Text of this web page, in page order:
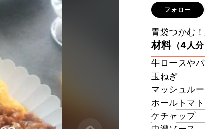
フォロー
胃袋つかむ
材料（4人分
牛ロースやバ
玉ねぎ
マッシュル
ホールトマト
ケチャップ